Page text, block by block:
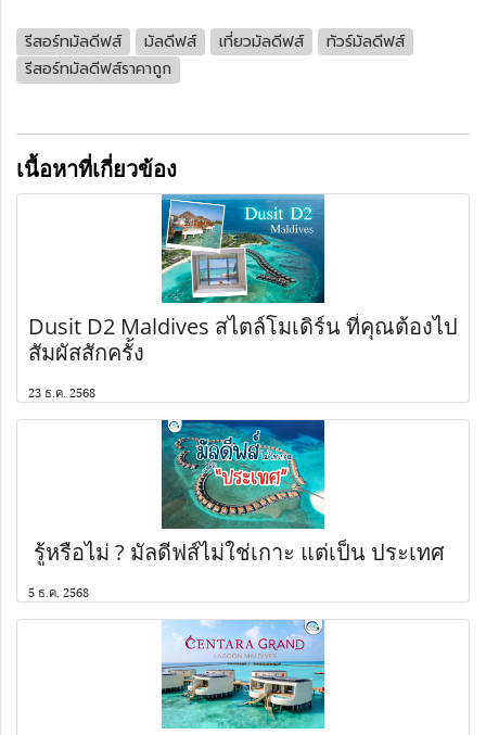
รีสอร์ทมัลดีฟส์ มัลดีฟส์ เที่ยวมัลดีฟส์
ทัวร์มัลดีฟส์
รีสอร์ทมัลดีฟส์ราคาถูก
เนื้อหาที่เกี่ยวข้อง
Dusit D2 Maldives สไตล์โมเดิร์น ที่คุณต้องไป
สัมผัสสักครั้ง
23 ธ.ค. 2568
️ รู้หรือไม่ ? มัลดีฟส์ไม่ใช่เกาะ แต่เป็น ประเทศ
5 ธ.ค. 2568